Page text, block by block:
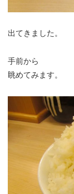
出てきました。
手前から
眺めてみます。